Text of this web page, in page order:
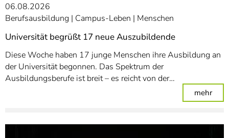
06.08.2026
Berufsausbildung
Campus-Leben Menschen
Universität begrüßt 17 neue Auszubildende
Diese Woche haben 17 junge Menschen ihre Ausbildung an
der Universität begonnen. Das Spektrum der
Ausbildungsberufe ist breit – es reicht von der…
mehr: